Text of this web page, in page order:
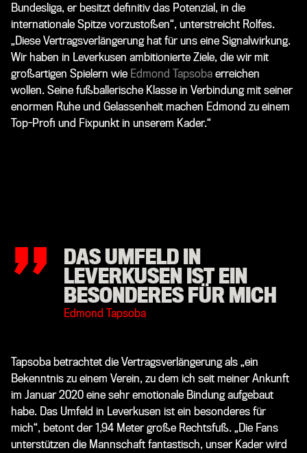
Bundesliga, er besitzt definitiv das Potenzial, in die
internationale Spitze vorzustoßen“, unterstreicht Rolfes.
„Diese Vertragsverlängerung hat für uns eine Signalwirkung.
Wir haben in Leverkusen ambitionierte Ziele, die wir mit
großartigen Spielern wie Edmond Tapsoba erreichen
wollen. Seine fußballerische Klasse in Verbindung mit seiner
enormen Ruhe und Gelassenheit machen Edmond zu einem
Top-Profi und Fixpunkt in unserem Kader.“
„
DAS UMFELD IN
LEVERKUSEN IST EIN
BESONDERES FÜR MICH
Edmond Tapsoba
Tapsoba betrachtet die Vertragsverlängerung als „ein
Bekenntnis zu einem Verein, zu dem ich seit meiner Ankunft
im Januar 2020 eine sehr emotionale Bindung aufgebaut
habe. Das Umfeld in Leverkusen ist ein besonderes für
mich“, betont der 1,94 Meter große Rechtsfuß. „Die Fans
unterstützen die Mannschaft fantastisch, unser Kader wird